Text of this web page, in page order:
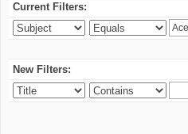
Current Filters:
New Filters: